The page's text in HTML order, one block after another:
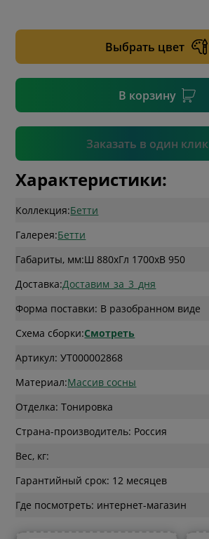
Выбрать цвет
В корзину
Заказать в один клик
Подтвердить
Характеристики:
Коллекция:Бетти
Галерея:Бетти
Габариты, мм:Ш 880xГл 1700xВ 950
Доставка:Доставим_за_3_дня
Форма поставки: В разобранном виде
Схема сборки:Смотреть
Артикул: УТ000002868
Материал:Массив сосны
Отделка: Тонировка
Страна-производитель: Россия
Вес, кг:
Гарантийный срок: 12 месяцев
Где посмотреть: интернет-магазин